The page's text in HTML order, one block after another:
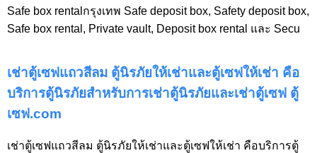
Safe box rentalกรุงเทพ Safe deposit box, Safety deposit box,
Safe box rental, Private vault, Deposit box rental และ Secu
เช่าตู้เซฟแถวสีลม ตู้นิรภัยให้เช่าและตู้เซฟให้เช่า คือ
บริการตู้นิรภัยสำหรับการเช่าตู้นิรภัยและเช่าตู้เซฟ ตู้
เซฟ.com
เช่าตู้เซฟแถวสีลม ตู้นิรภัยให้เช่าและตู้เซฟให้เช่า คือบริการตู้